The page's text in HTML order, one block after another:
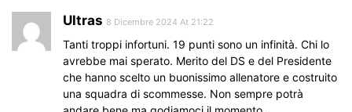
Ultras 8 Dicembre 2024 At 21:22
Tanti troppi infortuni. 19 punti sono un infinità. Chi lo
avrebbe mai sperato. Merito del DS e del Presidente
che hanno scelto un buonissimo allenatore e costruito
una squadra di scommesse. Non sempre potrà